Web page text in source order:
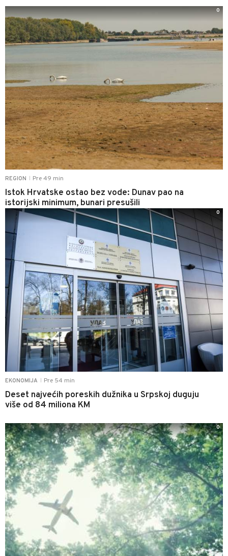
REGION Pre 49 min
Istok Hrvatske ostao bez vode: Dunav pao na
istorijski minimum, bunari presušili
0
EKONOMIJA Pre 54 min
Deset najvećih poreskih dužnika u Srpskoj duguju
više od 84 miliona KM
0
0